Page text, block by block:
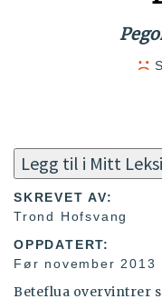
Legg til i Mitt
SKREVET AV:
Trond Hofsvang
OPPDATERT:
Før november 2013
Beteflua overvintrer